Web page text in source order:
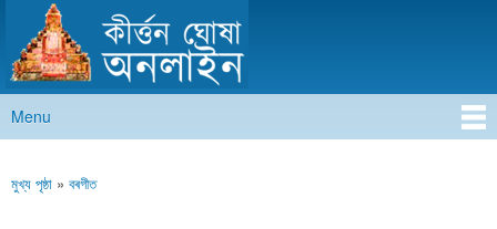
main
content
কীৰ্ত্তন ঘোষা অনলাইন
Main menu
Menu
You are here
মুখ্য পৃষ্ঠা » বৰগীত